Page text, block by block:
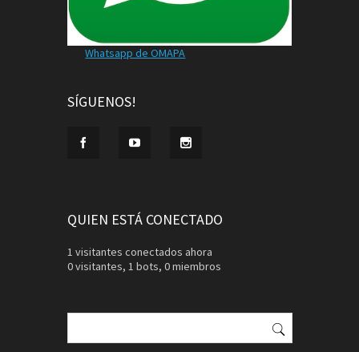
Whatsapp de OMAPA
SÍGUENOS!
QUIEN ESTÁ CONECTADO
1 visitantes conectados ahora
0 visitantes, 1 bots, 0 miembros
Buscar: